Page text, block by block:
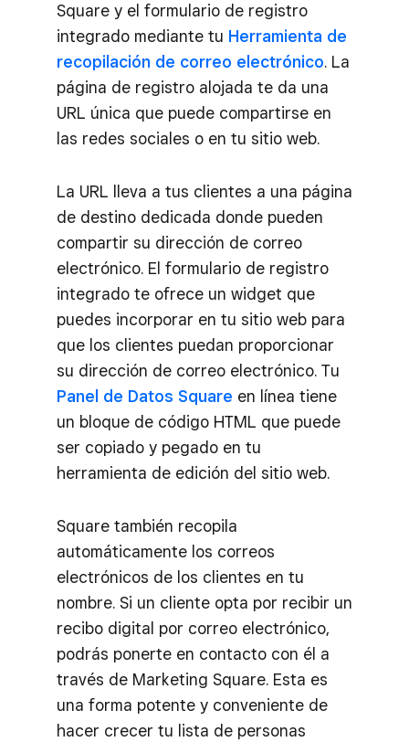
Square y el formulario de registro
integrado mediante tu Herramienta de
recopilación de correo electrónico. La
página de registro alojada te da una
URL única que puede compartirse en
las redes sociales o en tu sitio web.
La URL lleva a tus clientes a una página
de destino dedicada donde pueden
compartir su dirección de correo
electrónico. El formulario de registro
integrado te ofrece un widget que
puedes incorporar en tu sitio web para
que los clientes puedan proporcionar
su dirección de correo electrónico. Tu
Panel de Datos Square en línea tiene
un bloque de código HTML que puede
ser copiado y pegado en tu
herramienta de edición del sitio web.
Square también recopila
automáticamente los correos
electrónicos de los clientes en tu
nombre. Si un cliente opta por recibir un
recibo digital por correo electrónico,
podrás ponerte en contacto con él a
través de Marketing Square. Esta es
una forma potente y conveniente de
hacer crecer tu lista de personas